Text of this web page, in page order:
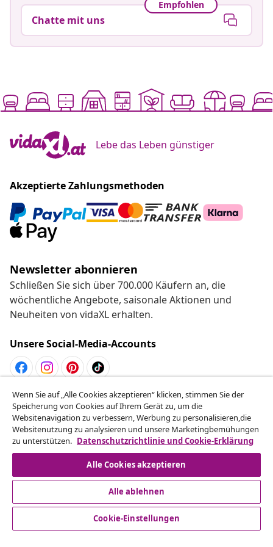
Empfohlen
Chatte mit uns
Lebe das Leben günstiger
Akzeptierte Zahlungsmethoden
Newsletter abonnieren
Schließen Sie sich über 700.000 Käufern an, die
wöchentliche Angebote, saisonale Aktionen und
Neuheiten von vidaXL erhalten.
Unsere Social-Media-Accounts
Vom Vertrag zurücktreten
Reiche einen Widerrufsantrag für deine Bestellung
ein.
Vom Vertrag zurücktreten
Wenn Sie auf „Alle Cookies akzeptieren“ klicken, stimmen Sie der
Speicherung von Cookies auf Ihrem Gerät zu, um die
Websitenavigation zu verbessern, Werbung zu personalisieren,die
Websitenutzung zu analysieren und unsere Marketingbemühungen
zu unterstützen. Datenschutzrichtlinie und Cookie-Erklärung
Alle Cookies akzeptieren
Alle ablehnen
Cookie-Einstellungen